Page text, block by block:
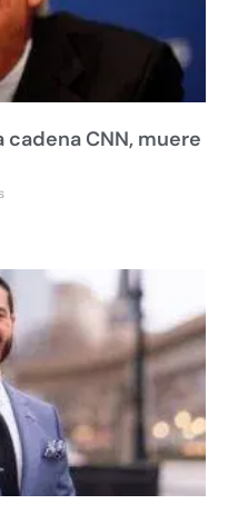
CNN, muere